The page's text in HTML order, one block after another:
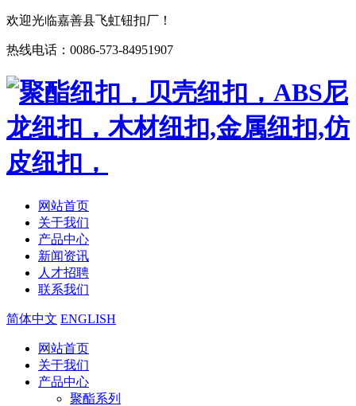
欢迎光临嘉善县飞虹钮扣厂！
热线电话：0086-573-84951907
网站首页
关于我们
产品中心
新闻资讯
人才招聘
联系我们
简体中文 ENGLISH
网站首页
关于我们
产品中心
聚酯系列